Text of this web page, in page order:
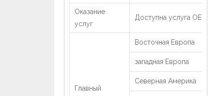
Оказание
услуг
Доступна услуга OEM
Главный
Восточная Европа
западная Европа
Северная Америка